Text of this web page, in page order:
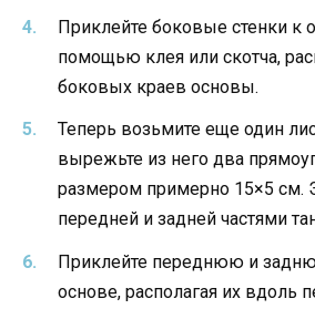
Приклейте боковые стенки к
помощью клея или скотча,
боковых краев основы.
Теперь возьмите еще один
вырежьте из него два
размером примерно 15×5 см.
передней и задней частями
Приклейте переднюю и
основе, располагая их вдоль